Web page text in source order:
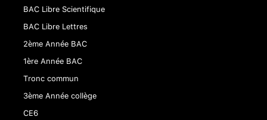
BAC Libre Scientifique
BAC Libre Lettres
2ème Année BAC
1ère Année BAC
Tronc commun
3ème Année collège
CE6